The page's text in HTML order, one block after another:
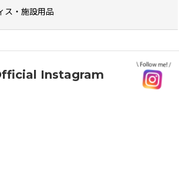
ス・施設用品
Instagram